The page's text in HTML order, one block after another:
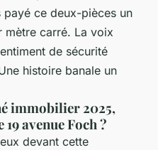
payé ce deux-pièces un
mètre carré. La voix
de sécurité
histoire banale un
immobilier 2025,
avenue Foch ?
devant cette